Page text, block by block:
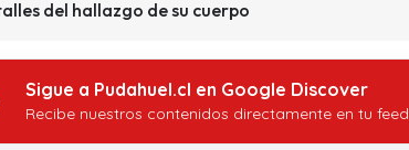
del hallazgo de su cuerpo
Sigue a Pudahuel.cl en Google Discover
Recibe nuestros contenidos directamente en tu feed.